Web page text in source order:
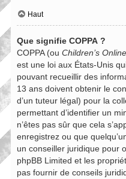
Haut
Que signifie COPPA ?
COPPA (ou Children’s
est une loi aux États-Unis
pouvant recueillir des
13 ans doivent obtenir le
d’un tuteur légal) pour la
permettant d’identifier un
n’êtes pas sûr que cela
enregistrez ou que
un conseiller juridique pour
phpBB Limited et les
pas fournir de conseils